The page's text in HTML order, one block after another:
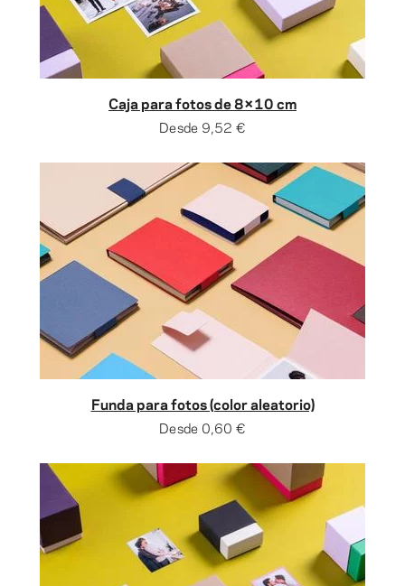
Caja para fotos de 8×10 cm
Desde 9,52 €
Funda para fotos (color aleatorio)
Desde 0,60 €